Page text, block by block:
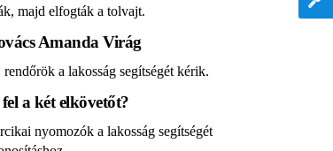
majd elfogták a tolvajt.
Amanda Virág
a lakosság segítségét kérik.
a két elkövetőt?
nyomozók a lakosság segítségét